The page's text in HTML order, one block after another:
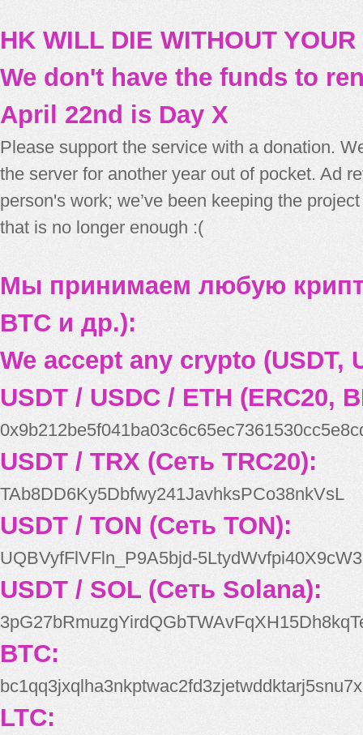
HK WILL DIE WITHOUT
We don't have the funds to
April 22nd is Day X
Please support the service with a donation.
the server for another year out of pocket. Ad
person's work; we’ve been keeping the
that is no longer enough :(
Мы принимаем любую
BTC и др.):
We accept any crypto (USDT,
USDT / USDC / ETH (ERC20,
USDT / TRX (Сеть TRC20):
TAb8DD6Ky5Dbfwy241JavhksPCo38nkVsL
USDT / TON (Сеть TON):
UQBVyfFlVFln_P9A5bjd-
USDT / SOL (Сеть Solana):
BTC:
bc1qq3jxqlha3nkptwac2fd3zjetwddktarj5snu7x
LTC: